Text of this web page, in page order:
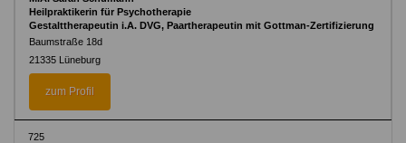
Heilpraktikerin für Psychotherapie
Gestalttherapeutin i.A. DVG, Paartherapeutin mit Gottman-Zertifizierung
Baumstraße 18d
21335 Lüneburg
zum Profil
725